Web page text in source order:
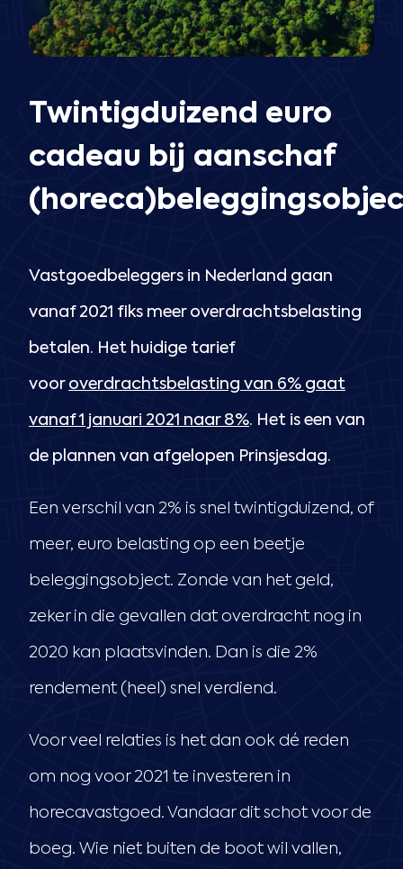
Twintigduizend euro
cadeau bij aanschaf
Vastgoedbeleggers in Nederland gaan
vanaf 2021 fiks meer overdrachtsbelasting
betalen. Het huidige tarief
voor overdrachtsbelasting van 6% gaat
vanaf 1 januari 2021 naar 8%. Het is een van
de plannen van afgelopen Prinsjesdag.
Een verschil van 2% is snel twintigduizend, of
meer, euro belasting op een beetje
beleggingsobject. Zonde van het geld,
zeker in die gevallen dat overdracht nog in
2020 kan plaatsvinden. Dan is die 2%
rendement (heel) snel verdiend.
Voor veel relaties is het dan ook dé reden
om nog voor 2021 te investeren in
horecavastgoed. Vandaar dit schot voor de
boeg. Wie niet buiten de boot wil vallen,